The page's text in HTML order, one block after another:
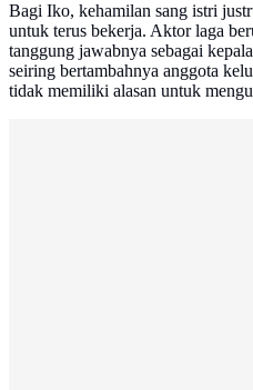
Bagi Iko, kehamilan sang istri
untuk terus bekerja. Aktor laga
tanggung jawabnya sebagai
seiring bertambahnya anggota
tidak memiliki alasan untuk